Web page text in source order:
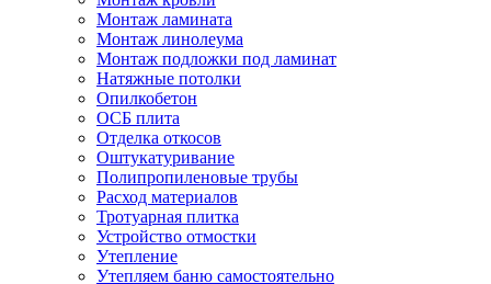
Монтаж ламината
Монтаж линолеума
Монтаж подложки под ламинат
Натяжные потолки
Опилкобетон
ОСБ плита
Отделка откосов
Оштукатуривание
Полипропиленовые трубы
Расход материалов
Тротуарная плитка
Устройство отмостки
Утепление
Утепляем баню самостоятельно